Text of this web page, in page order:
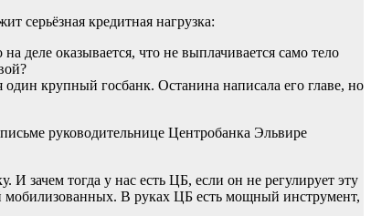
серьёзная кредитная нагрузка:
деле оказывается, что не выплачивается само тело
крупный госбанк. Останина написала его главе, но
руководительнице Центробанка Эльвире
зачем тогда у нас есть ЦБ, если он не регулирует эту
мобилизованных. В руках ЦБ есть мощный инструмент,